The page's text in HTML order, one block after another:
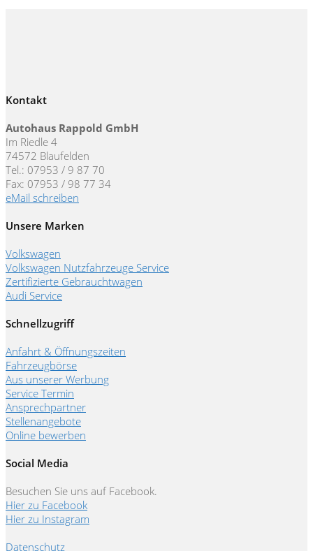
Kontakt
Autohaus Rappold GmbH
Im Riedle 4
74572 Blaufelden
Tel.: 07953 / 9 87 70
Fax: 07953 / 98 77 34
eMail schreiben
Unsere Marken
Volkswagen
Volkswagen Nutzfahrzeuge Service
Zertifizierte Gebrauchtwagen
Audi Service
Schnellzugriff
Anfahrt & Öffnungszeiten
Fahrzeugbörse
Aus unserer Werbung
Service Termin
Ansprechpartner
Stellenangebote
Online bewerben
Social Media
Besuchen Sie uns auf Facebook.
Hier zu Facebook
Hier zu Instagram
Datenschutz